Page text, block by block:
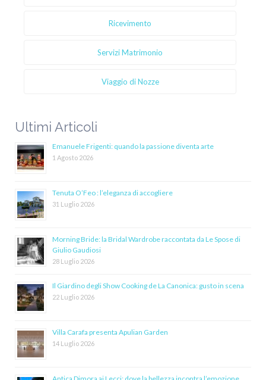
Ricevimento
Servizi Matrimonio
Viaggio di Nozze
Ultimi Articoli
Emanuele Frigenti: quando la passione diventa arte
1 Agosto 2026
Tenuta O’Feo : l’eleganza di accogliere
31 Luglio 2026
Morning Bride: la Bridal Wardrobe raccontata da Le Spose di
Giulio Gaudiosi
28 Luglio 2026
Il Giardino degli Show Cooking de La Canonica: gusto in scena
22 Luglio 2026
Villa Carafa presenta Apulian Garden
14 Luglio 2026